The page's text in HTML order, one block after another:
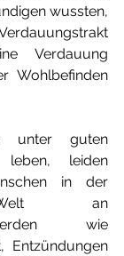
wussten,
Verdauung
Wohlbefinden
unter guten
leben, leiden
in der
Welt an
wie
Entzündungen